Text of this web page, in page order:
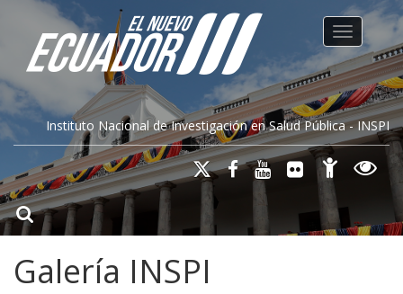
Instituto Nacional de Investigación en Salud Pública - INSPI
Toggle
Galería INSPI